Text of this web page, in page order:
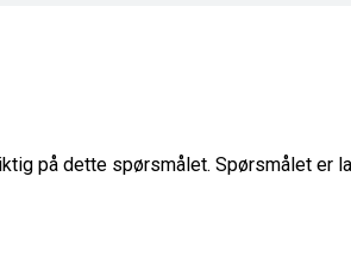
på dette spørsmålet. Spørsmålet er